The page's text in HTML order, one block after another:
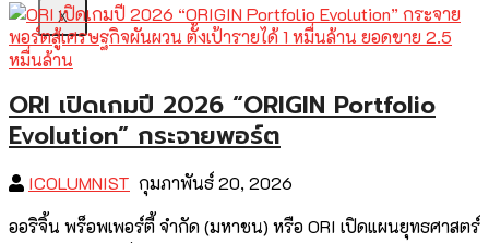
X
ORI เปิดเกมปี 2026 “ORIGIN Portfolio
Evolution” กระจายพอร์ต
ICOLUMNIST กุมภาพันธ์ 20, 2026
ออริจิ้น พร็อพเพอร์ตี้ จำกัด (มหาชน) หรือ ORI เปิดแผนยุทธศาสตร์